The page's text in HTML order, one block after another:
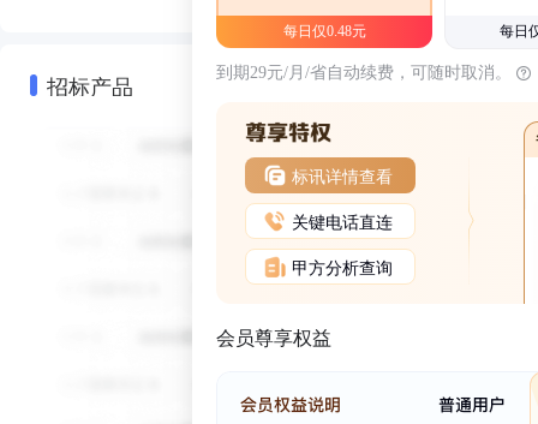
招标产品
每日仅0.48元 每日
到期29元/月/省自动续费，可随时取消。
标讯详情查看
关键电话直连
甲方分析查询
会员尊享权益